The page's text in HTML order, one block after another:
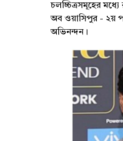
চলচ্চিত্রসমূহের
অব ওয়াসিপুর - ২য়
অভিনন্দন।